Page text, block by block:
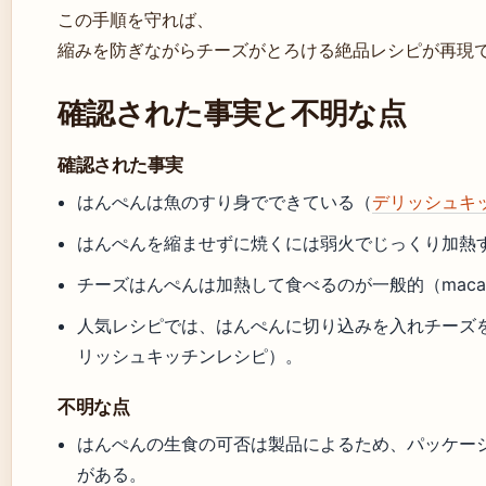
この手順を守れば、
縮みを防ぎながらチーズがとろける絶品レシピが再現
確認された事実と不明な点
確認された事実
はんぺんは魚のすり身でできている（デリッシュキ
はんぺんを縮ませずに焼くには弱火でじっくり加熱
チーズはんぺんは加熱して食べるのが一般的（
人気レシピでは、はんぺんに切り込みを入れチーズ
リッシュキッチンレシピ）。
不明な点
はんぺんの生食の可否は製品によるため、パッケー
がある。